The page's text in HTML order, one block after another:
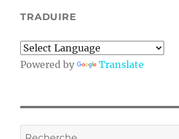
TRADUIRE
Powered by Translate
Recherche